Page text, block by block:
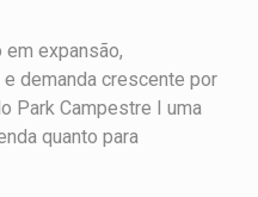
em expansão,
demanda crescente por
Park Campestre I uma
quanto para